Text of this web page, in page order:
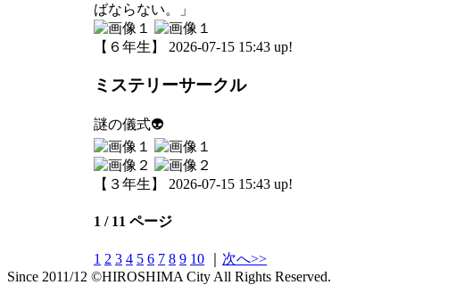
ばならない。」
【６年生】 2026-07-15 15:43 up!
ミステリーサークル
謎の儀式👽
【３年生】 2026-07-15 15:43 up!
1 / 11 ページ
1 2 3 4 5 6 7 8 9 10
次へ>>
Since 2011/12 ©HIROSHIMA City All Rights Reserved.